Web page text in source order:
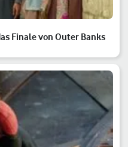
Finale von Outer Banks